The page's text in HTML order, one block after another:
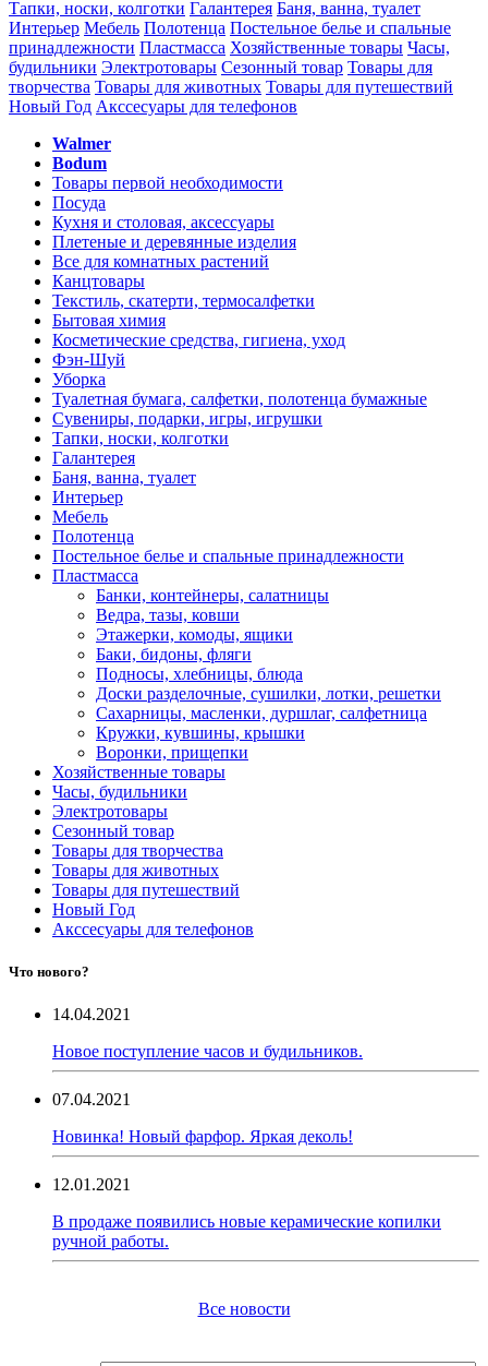
Тапки, носки, колготки Галантерея Баня, ванна, туалет
Интерьер Мебель Полотенца Постельное белье и спальные
принадлежности Пластмасса Хозяйственные товары Часы,
будильники Электротовары Сезонный товар Товары для
творчества Товары для животных Товары для путешествий
Новый Год Акссесуары для телефонов
Walmer
Bodum
Товары первой необходимости
Посуда
Кухня и столовая, аксессуары
Плетеные и деревянные изделия
Все для комнатных растений
Канцтовары
Текстиль, скатерти, термосалфетки
Бытовая химия
Косметические средства, гигиена, уход
Фэн-Шуй
Уборка
Туалетная бумага, салфетки, полотенца бумажные
Сувениры, подарки, игры, игрушки
Тапки, носки, колготки
Галантерея
Баня, ванна, туалет
Интерьер
Мебель
Полотенца
Постельное белье и спальные принадлежности
Пластмасса
Банки, контейнеры, салатницы
Ведра, тазы, ковши
Этажерки, комоды, ящики
Баки, бидоны, фляги
Подносы, хлебницы, блюда
Доски разделочные, сушилки, лотки, решетки
Сахарницы, масленки, дуршлаг, салфетница
Кружки, кувшины, крышки
Воронки, прищепки
Хозяйственные товары
Часы, будильники
Электротовары
Сезонный товар
Товары для творчества
Товары для животных
Товары для путешествий
Новый Год
Акссесуары для телефонов
Что нового?
14.04.2021
Новое поступление часов и будильников.
07.04.2021
Новинка! Новый фарфор. Яркая деколь!
12.01.2021
В продаже появились новые керамические копилки
ручной работы.
Все новости